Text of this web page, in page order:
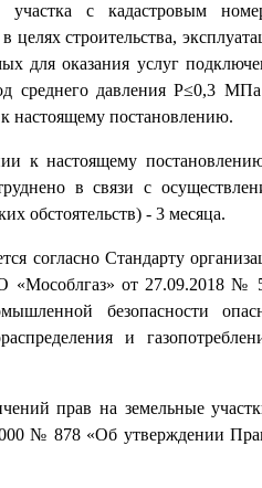
с кадастровым
строительства,
для оказания услуг
среднего давления Р≤0,3
настоящему постановлению.
к настоящему
в связи с
обстоятельств) - 3 месяца.
согласно Стандарту
«Мособлгаз» от 27.09.2018 №
безопасности
и
прав на земельные
№ 878 «Об утверждении